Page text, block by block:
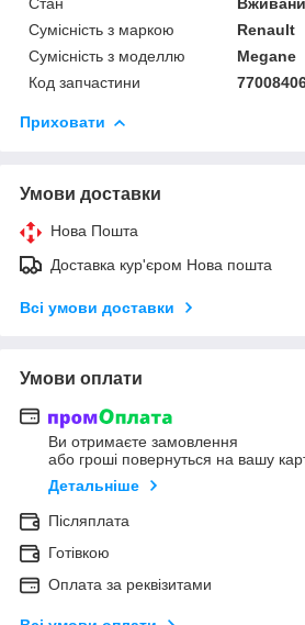
Сумісність з маркою
Renault
Сумісність з моделлю
Megane
Код запчастини
Приховати
Умови доставки
Нова Пошта
Доставка кур'єром Нова пошта
Всі умови доставки
Умови оплати
Ви отримаєте замовлення
або гроші повернуться на вашу
Детальніше
Післяплата
Готівкою
Оплата за реквізитами